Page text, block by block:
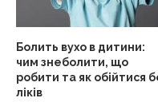
Болить вухо в дитини:
чим знеболити, що
робити та як обійтися
ліків